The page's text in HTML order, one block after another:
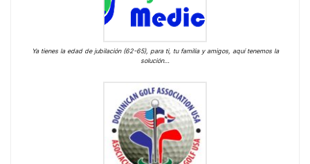
Ya tienes la edad de jubilación (62-65), para ti, tu familia y amigos, aquí tenemos la
solución…